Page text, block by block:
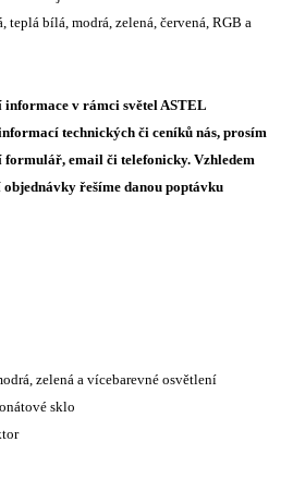
teplá bílá, modrá, zelená, červená, RGB a
informace v rámci světel ASTEL
technických či ceníků nás, prosím
email či telefonicky. Vzhledem
řešíme danou poptávku
zelená a vícebarevné osvětlení
sklo